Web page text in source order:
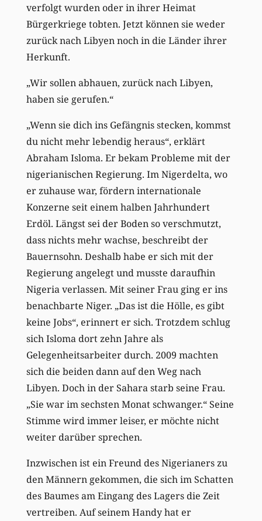
verfolgt wurden oder in ihrer Heimat
Bürgerkriege tobten. Jetzt können sie weder
zurück nach Libyen noch in die Länder ihrer
Herkunft.
„Wir sollen abhauen, zurück nach Libyen,
haben sie gerufen.“
„Wenn sie dich ins Gefängnis stecken, kommst
du nicht mehr lebendig heraus“, erklärt
Abraham Isloma. Er bekam Probleme mit der
nigerianischen Regierung. Im Nigerdelta, wo
er zuhause war, fördern internationale
Konzerne seit einem halben Jahrhundert
Erdöl. Längst sei der Boden so verschmutzt,
dass nichts mehr wachse, beschreibt der
Bauernsohn. Deshalb habe er sich mit der
Regierung angelegt und musste daraufhin
Nigeria verlassen. Mit seiner Frau ging er ins
benachbarte Niger. „Das ist die Hölle, es gibt
keine Jobs“, erinnert er sich. Trotzdem schlug
sich Isloma dort zehn Jahre als
Gelegenheitsarbeiter durch. 2009 machten
sich die beiden dann auf den Weg nach
Libyen. Doch in der Sahara starb seine Frau.
„Sie war im sechsten Monat schwanger.“ Seine
Stimme wird immer leiser, er möchte nicht
weiter darüber sprechen.
Inzwischen ist ein Freund des Nigerianers zu
den Männern gekommen, die sich im Schatten
des Baumes am Eingang des Lagers die Zeit
vertreiben. Auf seinem Handy hat er